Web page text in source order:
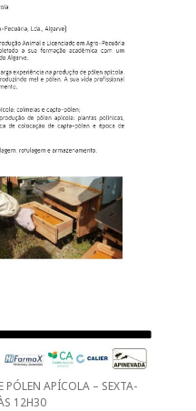
PÓLEN APÍCOLA – SEXTA-
12H30